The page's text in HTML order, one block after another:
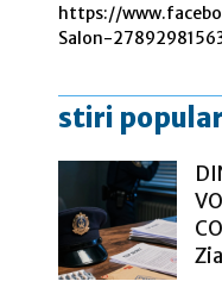
https://
Salon-
stiri